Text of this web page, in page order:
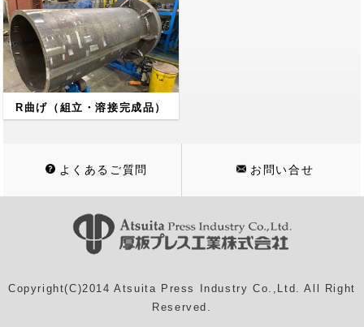
R曲げ（組立・溶接完成品）
よくあるご質問 お問い合せ
Copyright(C)2014 Atsuita Press Industry Co.,Ltd. All Right
Reserved.